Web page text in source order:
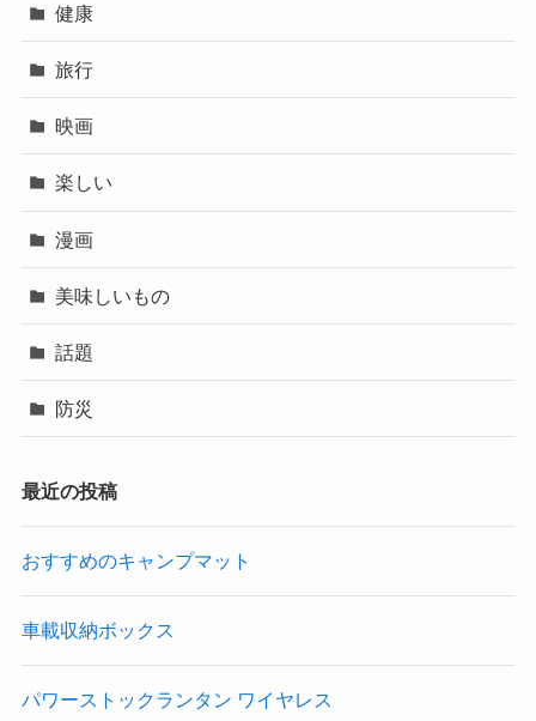
健康
旅行
映画
楽しい
漫画
美味しいもの
話題
防災
最近の投稿
おすすめのキャンプマット
車載収納ボックス
パワーストックランタン ワイヤレス